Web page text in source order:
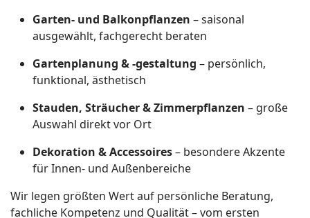
Garten- und Balkonpflanzen – saisonal
ausgewählt, fachgerecht beraten
Gartenplanung & -gestaltung – persönlich,
funktional, ästhetisch
Stauden, Sträucher & Zimmerpflanzen – große
Auswahl direkt vor Ort
Dekoration & Accessoires– besondere Akzente
für Innen- und Außenbereiche
Wir legen größten Wert auf persönliche Beratung,
fachliche Kompetenz und Qualität – vom ersten